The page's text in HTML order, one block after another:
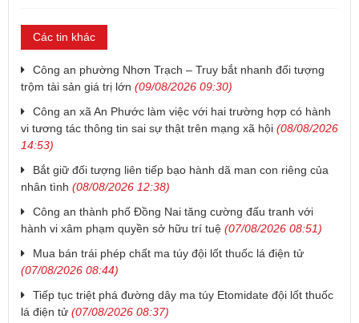
Các tin khác
Công an phường Nhơn Trạch – Truy bắt nhanh đối tượng
trộm tài sản giá trị lớn (09/08/2026 09:30)
Công an xã An Phước làm việc với hai trường hợp có hành
vi tương tác thông tin sai sự thật trên mạng xã hội (08/08/2026
14:53)
Bắt giữ đối tượng liên tiếp bạo hành dã man con riêng của
nhân tình (08/08/2026 12:38)
Công an thành phố Đồng Nai tăng cường đấu tranh với
hành vi xâm phạm quyền sở hữu trí tuệ (07/08/2026 08:51)
Mua bán trái phép chất ma túy đội lốt thuốc lá điện tử
(07/08/2026 08:44)
Tiếp tục triệt phá đường dây ma túy Etomidate đội lốt thuốc
lá điện tử (07/08/2026 08:37)